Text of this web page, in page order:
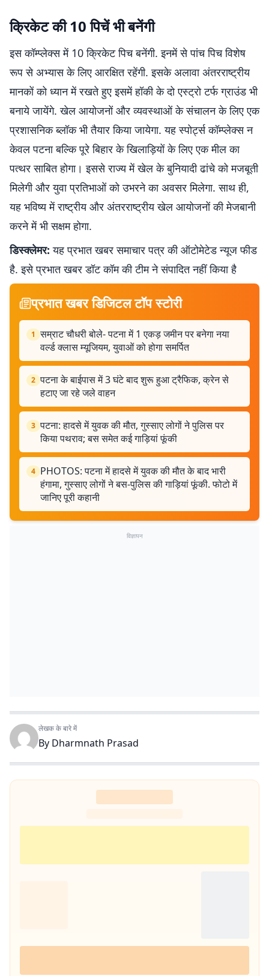
क्रिकेट की 10 पिचें भी बनेंगी
इस कॉम्प्लेक्स में 10 क्रिकेट पिच बनेंगी. इनमें से पांच पिच विशेष
रूप से अभ्यास के लिए आरक्षित रहेंगी. इसके अलावा अंतरराष्ट्रीय
मानकों को ध्यान में रखते हुए इसमें हॉकी के दो एस्ट्रो टर्फ ग्राउंड भी
बनाये जायेंगे. खेल आयोजनों और व्यवस्थाओं के संचालन के लिए एक
प्रशासनिक ब्लॉक भी तैयार किया जायेगा. यह स्पोर्ट्स कॉम्प्लेक्स न
केवल पटना बल्कि पूरे बिहार के खिलाड़ियों के लिए एक मील का
पत्थर साबित होगा। इससे राज्य में खेल के बुनियादी ढांचे को मजबूती
मिलेगी और युवा प्रतिभाओं को उभरने का अवसर मिलेगा. साथ ही,
यह भविष्य में राष्ट्रीय और अंतरराष्ट्रीय खेल आयोजनों की मेजबानी
करने में भी सक्षम होगा.
डिस्क्लेमर: यह प्रभात खबर समाचार पत्र की ऑटोमेटेड न्यूज फीड
है. इसे प्रभात खबर डॉट कॉम की टीम ने संपादित नहीं किया है
प्रभात खबर डिजिटल टॉप स्टोरी
1 सम्राट चौधरी बोले- पटना में 1 एकड़ जमीन पर बनेगा नया
वर्ल्ड क्लास म्यूजियम, युवाओं को होगा समर्पित
2 पटना के बाईपास में 3 घंटे बाद शुरू हुआ ट्रैफिक, क्रेन से
हटाए जा रहे जले वाहन
3 पटना: हादसे में युवक की मौत, गुस्साए लोगों ने पुलिस पर
किया पथराव; बस समेत कई गाड़ियां फूंकी
4 PHOTOS: पटना में हादसे में युवक की मौत के बाद भारी
हंगामा, गुस्साए लोगों ने बस-पुलिस की गाड़ियां फूंकी. फोटो में
जानिए पूरी कहानी
विज्ञापन
लेखक के बारे में
By Dharmnath Prasad